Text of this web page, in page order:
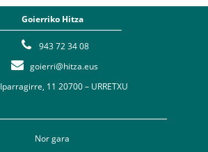
Goierriko Hitza
943 72 34 08
goierri@hitza.eus
Iparragirre, 11 20700 – URRETXU
Nor gara